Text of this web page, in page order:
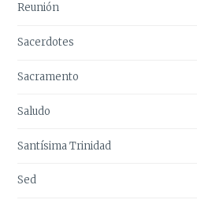
Reunión
Sacerdotes
Sacramento
Saludo
Santísima Trinidad
Sed